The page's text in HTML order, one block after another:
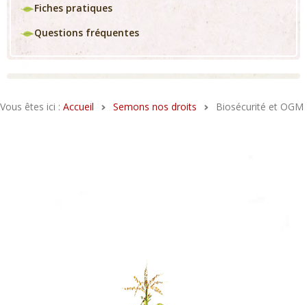
Fiches pratiques
Questions fréquentes
Vous êtes ici : Accueil Semons nos droits Biosécurité et OGM